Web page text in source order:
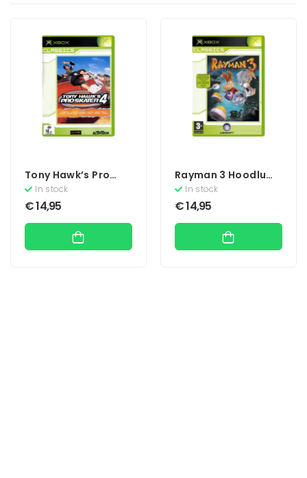
Tony Hawk’s Pro
Skater 4 (Classics)
In stock
€14,95
Rayman 3 Hoodlum
Havoc (Classics)
In stock
€14,95